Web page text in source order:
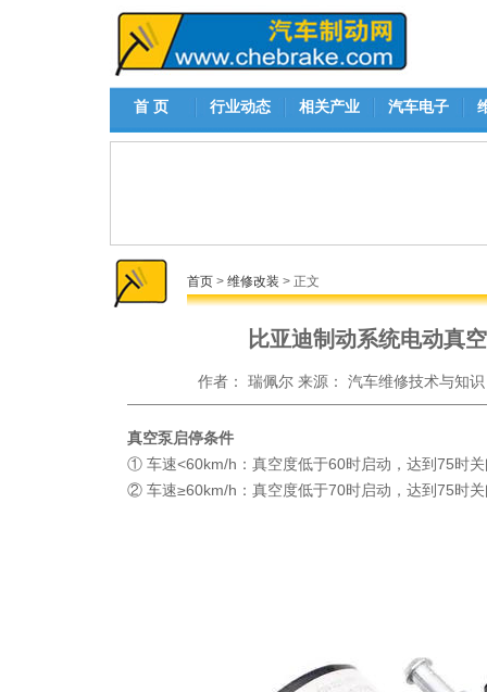
首 页 行业动态 相关产业 汽车电子
首页 > 维修改装 > 正文
比亚迪制动系统电动真
作者： 瑞佩尔来源： 汽车维修技术与知识
真空泵启停条件
① 车速<60km/h：真空度低于60时启动，达到75时关
② 车速≥60km/h：真空度低于70时启动，达到75时关